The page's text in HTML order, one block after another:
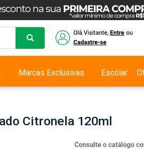
Marcas Exclusivas Escolar
Citronela 120ml